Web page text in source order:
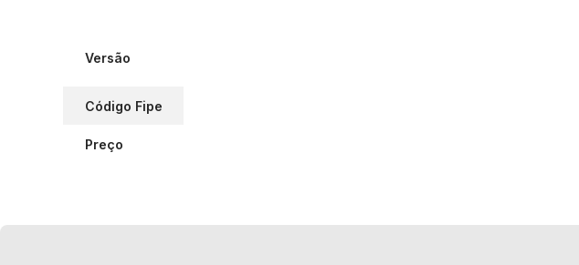
Versão
Código Fipe
Preço